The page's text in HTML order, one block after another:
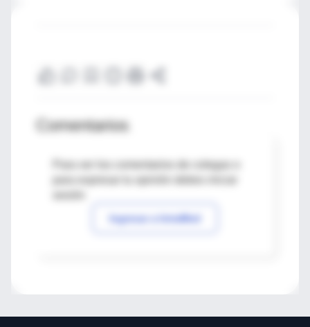
Comentarios
Para ver los comentarios de colegas o
Ingresar a IntraMed